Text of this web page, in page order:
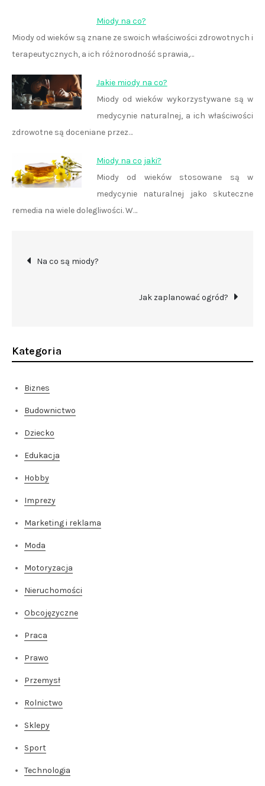
Miody na co?
Miody od wieków są znane ze swoich właściwości zdrowotnych i
terapeutycznych, a ich różnorodność sprawia,…
Jakie miody na co?
Miody od wieków wykorzystywane są w
medycynie naturalnej, a ich właściwości
zdrowotne są doceniane przez…
Miody na co jaki?
Miody od wieków stosowane są w
medycynie naturalnej jako skuteczne
remedia na wiele dolegliwości. W…
Nawigacja
Na co są miody?
Jak zaplanować ogród?
Kategoria
Biznes
Budownictwo
Dziecko
Edukacja
Hobby
Imprezy
Marketing i reklama
Moda
Motoryzacja
Nieruchomości
Obcojęzyczne
Praca
Prawo
Przemysł
Rolnictwo
Sklepy
Sport
Technologia